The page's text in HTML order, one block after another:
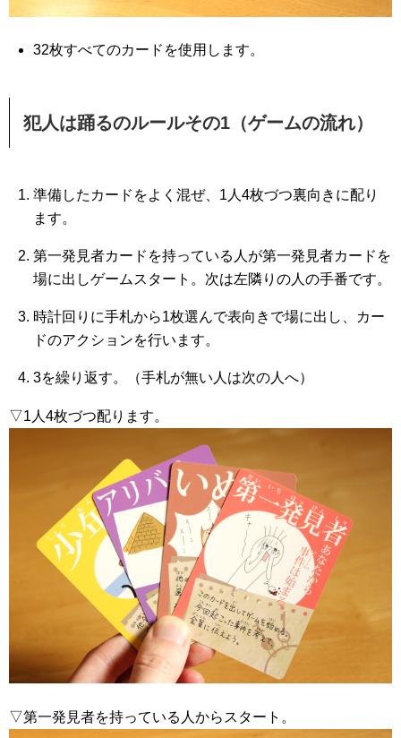
32枚すべてのカードを使用します。
犯人は踊るのルールその1（ゲームの流れ）
準備したカードをよく混ぜ、1人4枚づつ裏向きに配り
ます。
第一発見者カードを持っている人が第一発見者カードを
場に出しゲームスタート。次は左隣りの人の手番です。
時計回りに手札から1枚選んで表向きで場に出し、カー
ドのアクションを行います。
3を繰り返す。（手札が無い人は次の人へ）
▽1人4枚づつ配ります。
▽第一発見者を持っている人からスタート。